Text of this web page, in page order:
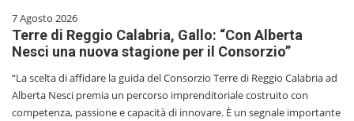
7 Agosto 2026
Terre di Reggio Calabria, Gallo: “Con Alberta
Nesci una nuova stagione per il Consorzio”
“La scelta di affidare la guida del Consorzio Terre di Reggio Calabria ad
Alberta Nesci premia un percorso imprenditoriale costruito con
competenza, passione e capacità di innovare. È un segnale importante